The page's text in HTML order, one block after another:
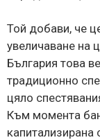
Той добави, че
увеличаване на
България това
традиционно
цяло
Към момента
капитализирана